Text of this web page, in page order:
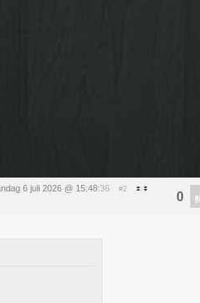
6 juli 2026 @ 15:48:36 #2